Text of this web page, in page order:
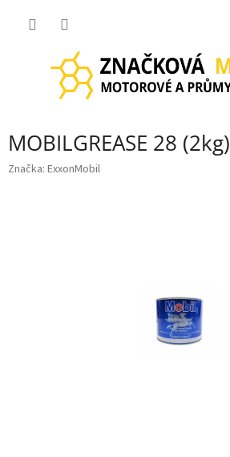
MOBILGREASE 28 (2kg)
Značka: ExxonMobil